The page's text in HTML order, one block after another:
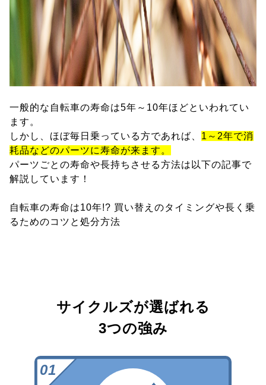
一般的な自転車の寿命は5年～10年ほどといわれてい
ます。
しかし、ほぼ毎日乗っている方であれば、 1～2年で消
耗品などのパーツに寿命が来ます。
パーツごとの寿命や長持ちさせる方法は以下の記事で
解説しています！
自転車の寿命は10年!? 買い替えのタイミングや長く乗
るためのコツと処分方法
サイクルズが選ばれる
3つの強み